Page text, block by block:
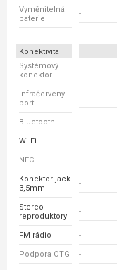
Vyměnitelná
baterie
-
Konektivita
Systémový
konektor
-
Infračervený
port
-
Bluetooth -
Wi-Fi -
NFC -
Konektor jack
3,5mm
-
Stereo
reproduktory
-
FM rádio -
Podpora OTG -